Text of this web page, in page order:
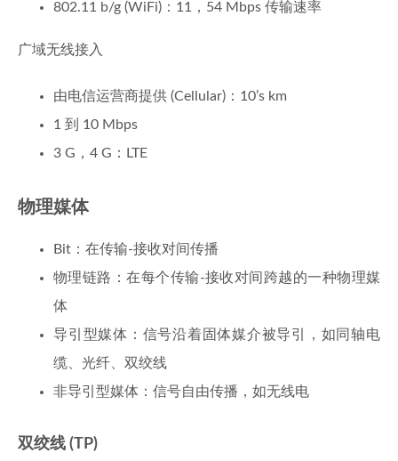
802.11 b/g (WiFi)：11，54 Mbps 传输速率
广域无线接入
由电信运营商提供 (Cellular)：10’s km
1 到 10 Mbps
3 G，4 G：LTE
物理媒体
Bit：在传输-接收对间传播
物理链路：在每个传输-接收对间跨越的一种物理媒
体
导引型媒体：信号沿着固体媒介被导引，如同轴电
缆、光纤、双绞线
非导引型媒体：信号自由传播，如无线电
双绞线 (TP)